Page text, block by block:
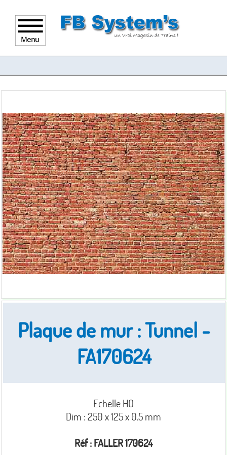
Plaque de mur : Tunnel -
FA170624
Echelle HO
Dim : 250 x 125 x 0.5 mm
Réf : FALLER 170624